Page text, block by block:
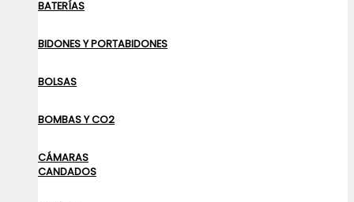
BATERÍAS
BIDONES Y PORTABIDONES
BOLSAS
BOMBAS Y CO2
CÁMARAS
CANDADOS